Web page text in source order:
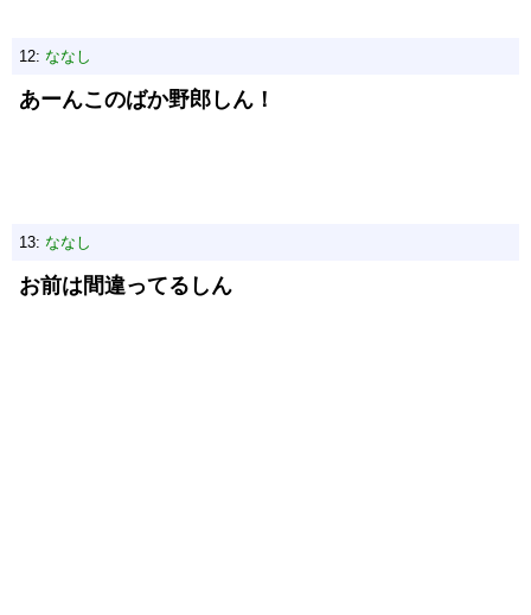
12: ななし
あーんこのばか野郎しん！
13: ななし
お前は間違ってるしん